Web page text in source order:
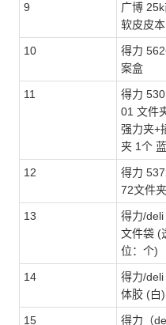
9
广博
软皮皮
10
得力
案盒
11
得力
01 文件
强力夹+
夹 1个
12
得力
72文件
13
得力/
文件袋 (
位：个)
14
得力/deli
体胶 (白
15
得力（